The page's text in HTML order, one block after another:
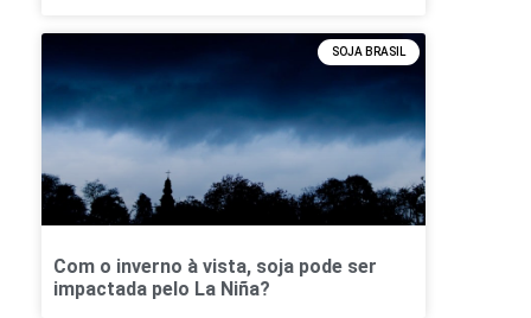
SOJA BRASIL
Com o inverno à vista, soja pode ser
impactada pelo La Niña?